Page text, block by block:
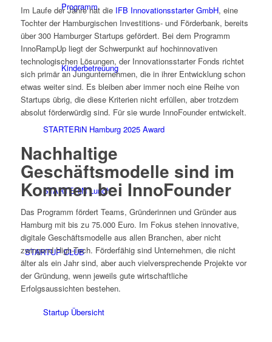
Programm
Kinderbetreuung
STARTERiN Hamburg 2025 Award
STARTERiN Lunch
STARTUP CLUB
Startup Übersicht
Im Laufe der Jahre hat die IFB Innovationsstarter GmbH, eine
Tochter der Hamburgischen Investitions- und Förderbank, bereits
über 300 Hamburger Startups gefördert. Bei dem Programm
InnoRampUp liegt der Schwerpunkt auf hochinnovativen
technologischen Lösungen, der Innovationsstarter Fonds richtet
sich primär an Jungunternehmen, die in ihrer Entwicklung schon
etwas weiter sind. Es bleiben aber immer noch eine Reihe von
Startups übrig, die diese Kriterien nicht erfüllen, aber trotzdem
absolut förderwürdig sind. Für sie wurde InnoFounder entwickelt.
Nachhaltige
Geschäftsmodelle sind im
Kommen bei InnoFounder
Das Programm fördert Teams, Gründerinnen und Gründer aus
Hamburg mit bis zu 75.000 Euro. Im Fokus stehen innovative,
digitale Geschäftsmodelle aus allen Branchen, aber nicht
zwingend High-Tech. Förderfähig sind Unternehmen, die nicht
älter als ein Jahr sind, aber auch vielversprechende Projekte vor
der Gründung, wenn jeweils gute wirtschaftliche
Erfolgsaussichten bestehen.